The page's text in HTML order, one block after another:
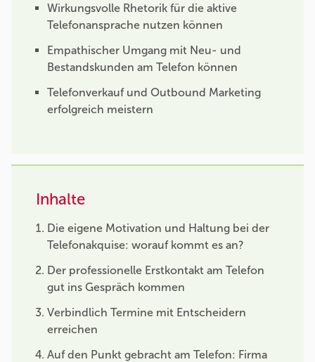
Wirkungsvolle Rhetorik für die aktive
Telefonansprache nutzen können
Empathischer Umgang mit Neu- und
Bestandskunden am Telefon können
Telefonverkauf und Outbound Marketing
erfolgreich meistern
Inhalte
Die eigene Motivation und Haltung bei der
Telefonakquise: worauf kommt es an?
Der professionelle Erstkontakt am Telefon
gut ins Gespräch kommen
Verbindlich Termine mit Entscheidern
erreichen
Auf den Punkt gebracht am Telefon: Firma